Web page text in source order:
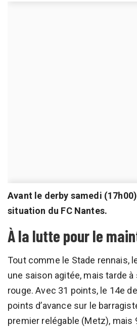
Avant le derby samedi
situation du FC Nantes.
À la lutte pour le
Tout comme le Stade rennais,
une saison agitée, mais tarde à
rouge. Avec 31 points, le 14e
points d’avance sur le
premier relégable (Metz), mais